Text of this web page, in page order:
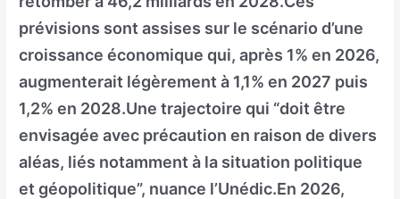
prévisions sont assises sur le scénario d’une
croissance économique qui, après 1% en 2026,
augmenterait légèrement à 1,1% en 2027 puis
1,2% en 2028.Une trajectoire qui “doit être
envisagée avec précaution en raison de divers
aléas, liés notamment à la situation politique
et géopolitique”, nuance l’Unédic.En 2026,